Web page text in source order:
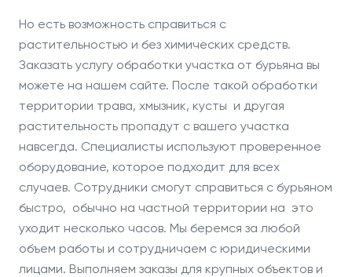
Но есть возможность справиться с
растительностью и без химических средств.
Заказать услугу обработки участка от бурьяна вы
можете на нашем сайте. После такой обработки
территории трава, хмызник, кусты и другая
растительность пропадут с вашего участка
навсегда. Специалисты используют проверенное
оборудование, которое подходит для всех
случаев. Сотрудники смогут справиться с бурьяном
быстро, обычно на частной территории на это
уходит несколько часов. Мы беремся за любой
объем работы и сотрудничаем с юридическими
лицами. Выполняем заказы для крупных объектов и